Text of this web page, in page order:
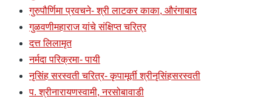
गुरुपौर्णिमा प्रवचने- श्री लाटकर काका, औरंगाबाद
गुळवणीमहाराज यांचे संक्षिप्त चरित्र
दत्त लिलामृत
नर्मदा परिक्रमा- पायी
नृसिंह सरस्वती चरित्र- कृपामूर्ती श्रीनृसिंहसरस्वती
प. श्रीनारायणस्वामी, नरसोबावाडी